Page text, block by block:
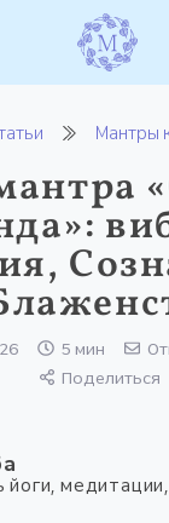
Мантры
5 мин
Поделиться